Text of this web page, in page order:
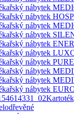
nábytek
nábytek
nábytek
nábytek
nábytek
nábytek
nábytek PURE
nábytek
nábytek
nábytek